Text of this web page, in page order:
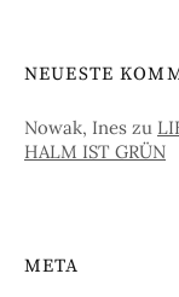
NEUESTE
Nowak, Ines zu
HALM IST GRÜN
META